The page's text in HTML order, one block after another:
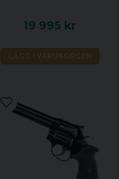
19 995 kr
LÄGG I VARUKORGEN